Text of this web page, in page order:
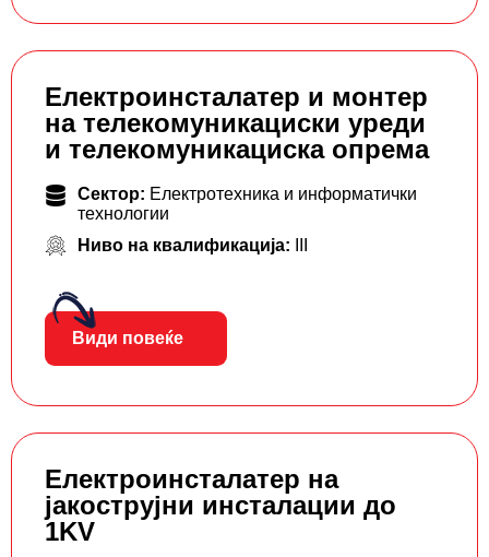
Електроинсталатер и монтер
на телекомуникациски уреди
и телекомуникациска опрема
Сектор: Електротехника и информатички
технологии
Ниво на квалификација:
Види повеќе
Електроинсталатер на
јакострујни инсталации до
1KV